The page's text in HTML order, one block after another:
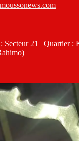
Secteur 21 | Quartier :